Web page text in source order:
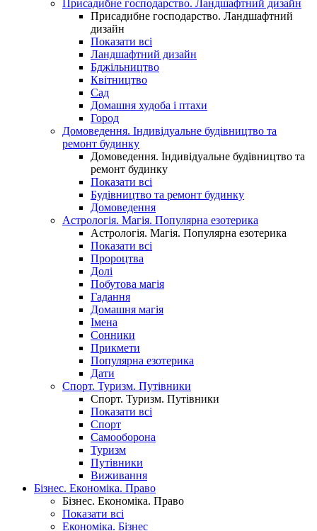
Присадибне господарство. Ландшафтний дизайн
Присадибне господарство. Ландшафтний
дизайн
Показати всі
Ландшафтний дизайн
Бджільництво
Квітництво
Сад
Домашня худоба і птахи
Город
Домоведення. Індивідуальне будівництво та
ремонт будинку
Домоведення. Індивідуальне будівництво та
ремонт будинку
Показати всі
Будівництво та ремонт будинку
Домоведення
Астрологія. Магія. Популярна езотерика
Астрологія. Магія. Популярна езотерика
Показати всі
Пророцтва
Долі
Побутова магія
Гадання
Домашня магія
Імена
Сонники
Прикмети
Популярна езотерика
Дати
Спорт. Туризм. Путівники
Спорт. Туризм. Путівники
Показати всі
Спорт
Самооборона
Туризм
Путівники
Виживання
Бізнес. Економіка. Право
Бізнес. Економіка. Право
Показати всі
Економіка. Бізнес